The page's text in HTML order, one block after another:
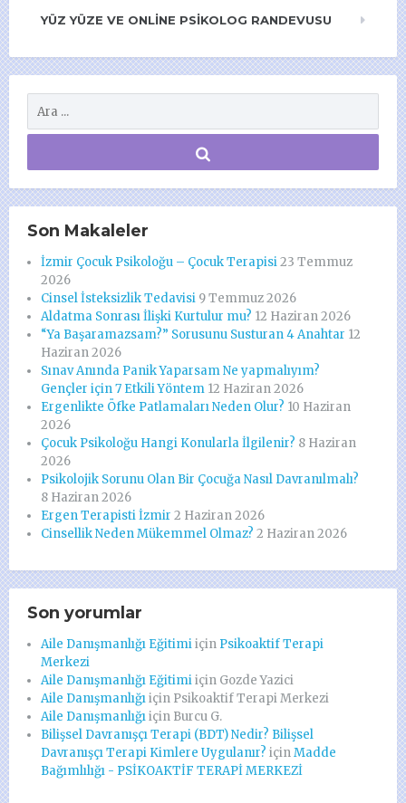
YÜZ YÜZE VE ONLINE PSIKOLOG RANDEVUSU
Son Makaleler
İzmir Çocuk Psikoloğu – Çocuk Terapisi23 Temmuz
2026
Cinsel İsteksizlik Tedavisi 9 Temmuz 2026
Aldatma Sonrası İlişki Kurtulur mu? 12 Haziran 2026
“Ya Başaramazsam?” Sorusunu Susturan 4 Anahtar 12
Haziran 2026
Sınav Anında Panik Yaparsam Ne yapmalıyım?
Gençler için 7 Etkili Yöntem 12 Haziran 2026
Ergenlikte Öfke Patlamaları Neden Olur? 10 Haziran
2026
Çocuk Psikoloğu Hangi Konularla İlgilenir? 8 Haziran
2026
Psikolojik Sorunu Olan Bir Çocuğa Nasıl Davranılmalı?
8 Haziran 2026
Ergen Terapisti İzmir 2 Haziran 2026
Cinsellik Neden Mükemmel Olmaz? 2 Haziran 2026
Son yorumlar
Aile Danışmanlığı Eğitimiiçin Psikoaktif Terapi
Merkezi
Aile Danışmanlığı Eğitimiiçin Gozde Yazici
Aile Danışmanlığıiçin Psikoaktif Terapi Merkezi
Aile Danışmanlığıiçin Burcu G.
Bilişsel Davranışçı Terapi (BDT) Nedir? Bilişsel
Davranışçı Terapi Kimlere Uygulanır? içinMadde
Bağımlılığı - PSİKOAKTİF TERAPİ MERKEZİ